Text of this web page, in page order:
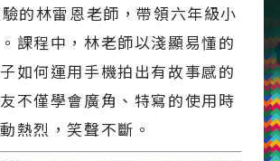
的林雷恩老師，帶領六年級小
課程中，林老師以淺顯易懂的
如何運用手機拍出有故事感的
不僅學會廣角、特寫的使用時
熱烈，笑聲不斷。